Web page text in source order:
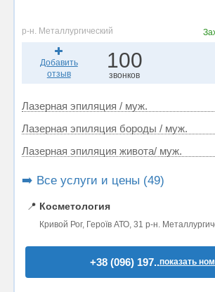
р-н. Металлургический
Добавить
отзыв
100
звонков
Лазерная эпиляция / муж.
Лазерная эпиляция бороды / муж.
Лазерная эпиляция живота/ муж.
➡️ Все услуги и цены (49)
📍 Косметология
Кривой Рог, Героїв АТО, 31 р-н.
+38 (096) 197..показать